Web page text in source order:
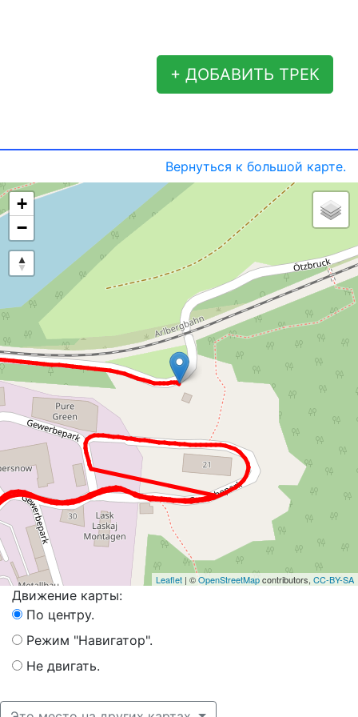
+ ДОБАВИТЬ ТРЕК
Вернуться к большой карте.
+
−
Leaflet | ©OpenStreetMapcontributors, CC-BY-SA
Движение карты:
По центру.
Режим "Навигатор".
Не двигать.